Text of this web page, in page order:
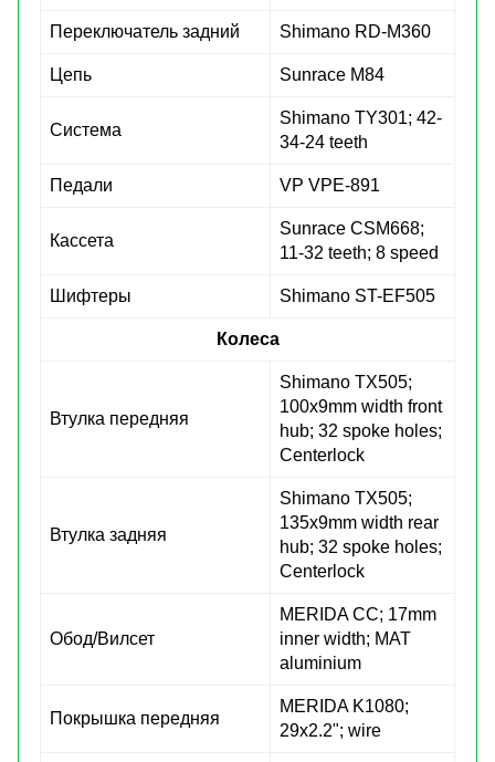
Переключатель задний Shimano RD-M360
Цепь Sunrace M84
Система
Shimano TY301; 42-
34-24 teeth
Педали VP VPE-891
Кассета
Sunrace CSM668;
11-32 teeth; 8 speed
Шифтеры Shimano ST-EF505
Колеса
Втулка передняя
Shimano TX505;
100x9mm width front
hub; 32 spoke holes;
Centerlock
Втулка задняя
Shimano TX505;
135x9mm width rear
hub; 32 spoke holes;
Centerlock
Обод/Вилсет
MERIDA CC; 17mm
inner width; MAT
aluminium
Покрышка передняя
MERIDA K1080;
29x2.2"; wire